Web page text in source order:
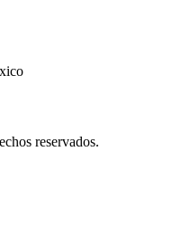
reservados.